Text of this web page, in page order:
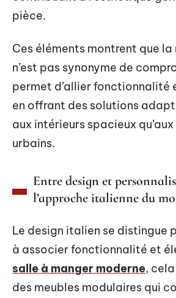
pièce.
Ces éléments montrent que
n’est pas synonyme de
permet d’allier fonctionnalité
en offrant des solutions
aux intérieurs spacieux
urbains.
Entre design et
l’approche italienne du
Le design italien se distingue
à associer fonctionnalité et
salle à manger moderne,
des meubles modulaires qui